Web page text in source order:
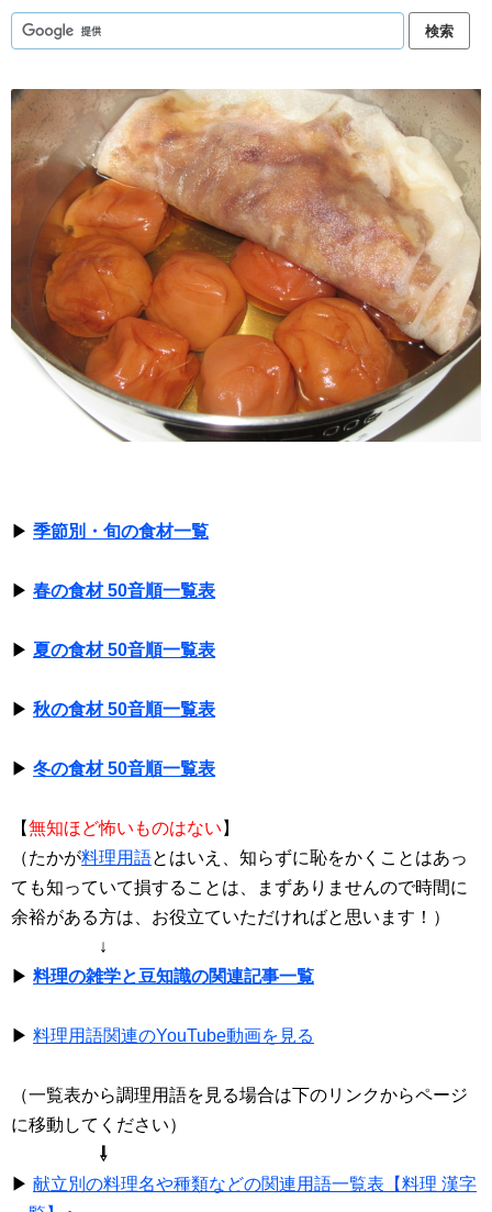
▶ 季節別・旬の食材一覧
▶ 春の食材 50音順一覧表
▶ 夏の食材 50音順一覧表
▶ 秋の食材 50音順一覧表
▶ 冬の食材 50音順一覧表
【無知ほど怖いものはない 】
（たかが料理用語とはいえ、知らずに恥をかくことはあっ
ても知っていて損することは、まずありませんので時間に
余裕がある方は、お役立ていただければと思います！）
↓
▶ 料理の雑学と豆知識の関連記事一覧
▶ 料理用語関連のYouTube動画を見る
（一覧表から調理用語を見る場合は下のリンクからページ
に移動してください）
⇩
▶ 献立別の料理名や種類などの関連用語一覧表【料理 漢字